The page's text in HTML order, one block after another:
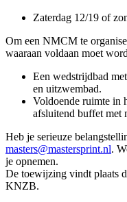
Zaterdag 12/19 of
Om een NMCM te
waaraan voldaan moet
Een wedstrijdbad
en uitzwembad.
Voldoende ruimte in
afsluitend buffet met
Heb je serieuze
masters@mastersprint.nl.
je opnemen.
De toewijzing vindt plaats
KNZB.